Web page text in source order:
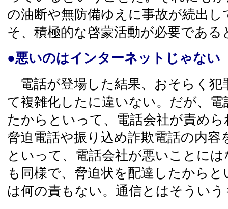
の油断や無防備ゆえに事故が続出
そ、積極的な啓蒙活動が必要である
●悪いのはインターネットじゃない
電話が登場した結果、おそらく犯
て複雑化したに違いない。だが、
たからといって、電話会社が責め
脅迫電話や振り込め詐欺電話の内
といって、電話会社が悪いことに
も同様で、脅迫状を配達したから
は何の責もない。通信とはそうい